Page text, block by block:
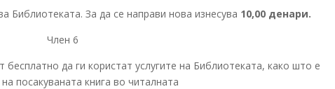
Библиотеката. За да се направи нова изнесува 10,00 денари.
Член 6
да ги користат услугите на Библиотеката, како што е
посакуваната книга во читалната